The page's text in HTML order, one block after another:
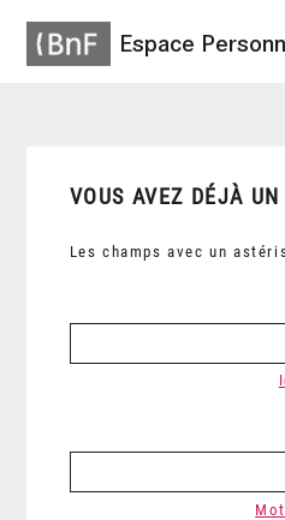
Espace
VOUS AVEZ DÉJÀ
Les champs avec un